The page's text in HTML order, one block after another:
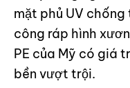
mặt phủ UV
công ráp hình
PE của Mỹ có giá
bền vượt trội.